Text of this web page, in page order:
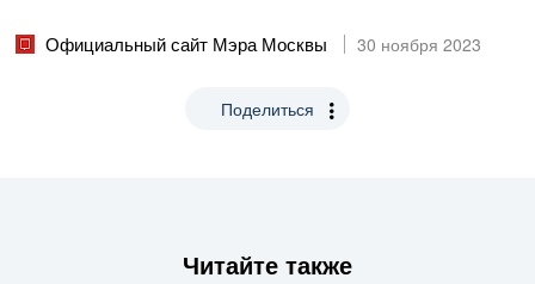
Официальный сайт Мэра Москвы 30 ноября 2023
Поделиться
Читайте также